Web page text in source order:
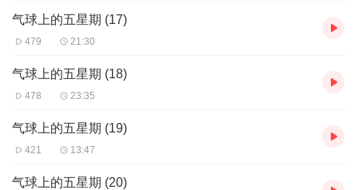
气球上的五星期 (17)
479 21:30
气球上的五星期 (18)
478 23:35
气球上的五星期 (19)
421 13:47
气球上的五星期 (20)